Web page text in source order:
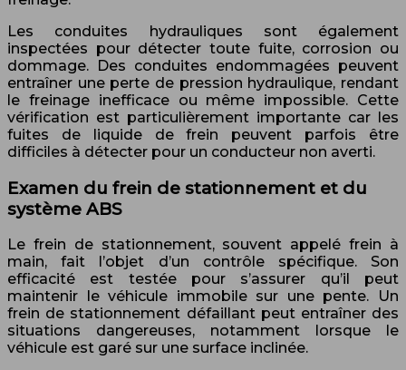
Les conduites hydrauliques sont également
inspectées pour détecter toute fuite, corrosion ou
dommage. Des conduites endommagées peuvent
entraîner une perte de pression hydraulique, rendant
le freinage inefficace ou même impossible. Cette
vérification est particulièrement importante car les
fuites de liquide de frein peuvent parfois être
difficiles à détecter pour un conducteur non averti.
Examen du frein de stationnement et du
système ABS
Le frein de stationnement, souvent appelé frein à
main, fait l’objet d’un contrôle spécifique. Son
efficacité est testée pour s’assurer qu’il peut
maintenir le véhicule immobile sur une pente. Un
frein de stationnement défaillant peut entraîner des
situations dangereuses, notamment lorsque le
véhicule est garé sur une surface inclinée.